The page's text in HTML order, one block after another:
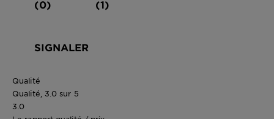
(0) (1)
SIGNALER
Qualité
Qualité, 3.0 sur 5
3.0